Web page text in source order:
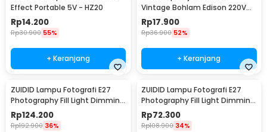
Effect Portable 5V - HZ20
Rp14.200
Rp30.900 55%
+ Keranjang
Vintage Bohlam Edison 220V
40W - T45
Rp17.900
Rp36.900 52%
+ Keranjang
ZUIDID Lampu Fotografi E27
Photography Fill Light Dimming
with Remote 150W - Z-27
Rp124.200
Rp192.900 36%
ZUIDID Lampu Fotografi E27
Photography Fill Light Dimming
with Remote 85W - Z-27
Rp72.300
Rp108.900 34%